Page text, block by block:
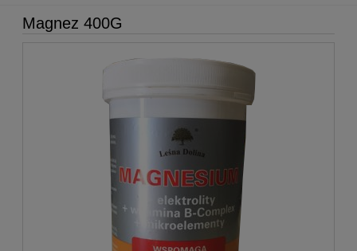
Magnez 400G